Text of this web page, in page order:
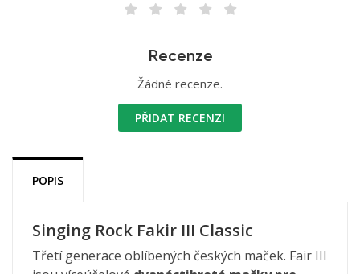
Recenze
Žádné recenze.
PŘIDAT RECENZI
POPIS
Singing Rock Fakir III Classic
Třetí generace oblíbených českých maček. Fair III